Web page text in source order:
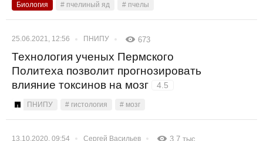
Биология # пчелиный яд # пчелы
25.06.2021, 12:56 ПНИПУ 673
Технология ученых Пермского
Политеха позволит прогнозировать
влияние токсинов на мозг
4.5
ПНИПУ # гистология # мозг
13.10.2020, 09:54 Сергей Васильев 3,7 тыс